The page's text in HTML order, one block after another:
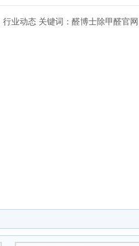
业动态 关键词：醛博士除甲醛官网